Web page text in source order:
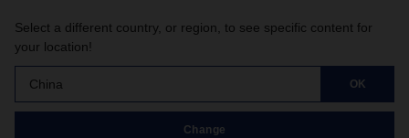
Select a different country, or region, to see specific content for
your location!
China OK
Change